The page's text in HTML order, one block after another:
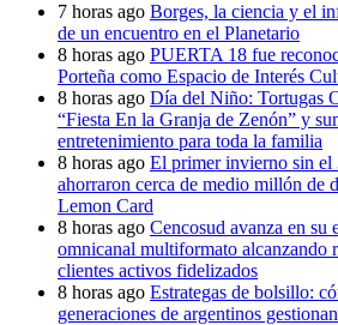
7 horas ago Borges, la ciencia y el
de un encuentro en el Planetario
8 horas ago PUERTA 18 fue
Porteña como Espacio de Interés
8 horas ago Día del Niño: Tortugas
“Fiesta En la Granja de Zenón” y
entretenimiento para toda la familia
8 horas ago El primer invierno sin el
ahorraron cerca de medio millón de
Lemon Card
8 horas ago Cencosud avanza en su
omnicanal multiformato alcanzando
clientes activos fidelizados
8 horas ago Estrategas de bolsillo:
generaciones de argentinos